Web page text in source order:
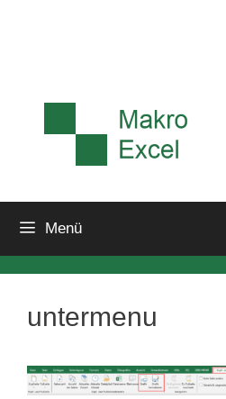
Menü
untermenu